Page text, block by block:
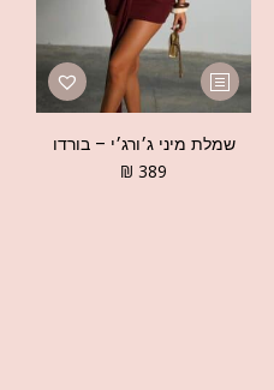
שמלת מיני ג׳ורג׳י – בורדו
₪ 389